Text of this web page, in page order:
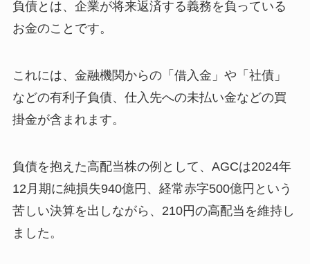
負債とは、企業が将来返済する義務を負っている
お金のことです。
これには、金融機関からの「借入金」や「社債」
などの有利子負債、仕入先への未払い金などの買
掛金が含まれます。
負債を抱えた高配当株の例として、AGCは2024年
12月期に純損失940億円、経常赤字500億円という
苦しい決算を出しながら、210円の高配当を維持し
ました。